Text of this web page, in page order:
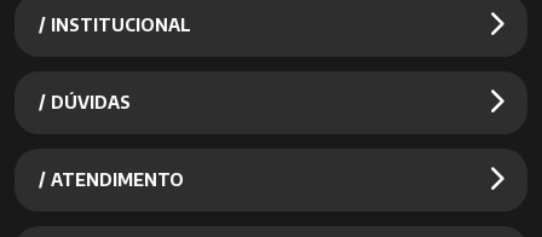
/ INSTITUCIONAL
/ DÚVIDAS
/ ATENDIMENTO